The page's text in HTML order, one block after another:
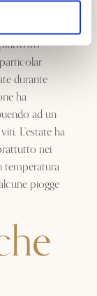
per
per
durante
ha
ad un
L’estate ha
nei
temperatura
piogge